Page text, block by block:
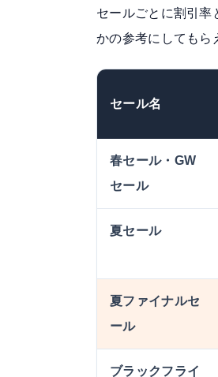
セールごとに割引率
かの参考にしてもら
セール名
春セール・GW
セール
夏セール
夏ファイナルセ
ール
ブラックフライ